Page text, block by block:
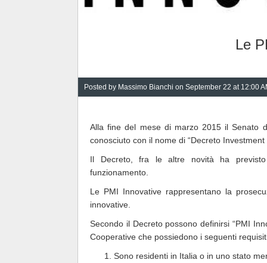
Le
Posted by Massimo Bianchi on September 22 at 12:00
Alla fine del mese di marzo 2015 il Senato
conosciuto con il nome di “Decreto Investment
Il Decreto, fra le altre novità ha
funzionamento.
Le PMI Innovative rappresentano la
innovative.
Secondo il Decreto possono definirsi “PMI
Cooperative che possiedono i seguenti
Sono residenti in Italia o in uno stato